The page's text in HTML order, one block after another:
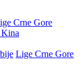
Crne Gore
Kina
Lige Crne Gore